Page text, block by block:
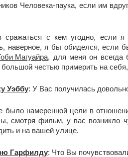
Человека-паука, если им
сражаться с кем угодно, если
наверное, я бы обиделся, если
Магуайра, для меня он всегда
честью примерить на
Уэббу: У Вас получилась
было намеренной цели в
смотря фильм, у вас возникло
и на вашей улице.
Гарфилду: Что Вы